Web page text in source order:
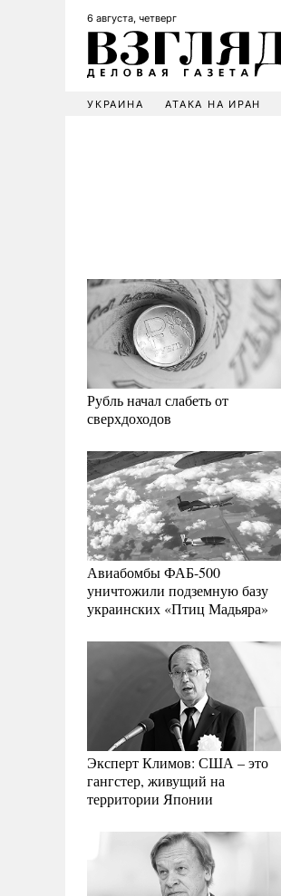
6 августа, четверг
УКРАИНА АТАКА НА ИРАН
Рубль начал слабеть от
сверхдоходов
Авиабомбы ФАБ-500
уничтожили подземную базу
украинских «Птиц Мадьяра»
Эксперт Климов: США – это
гангстер, живущий на
территории Японии